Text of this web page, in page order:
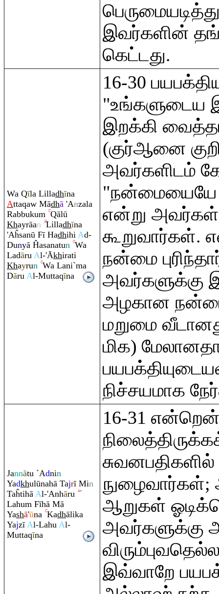
இவர்களின்
கெட்டது.
Wa Qīla Lilladhīna
Attaqaw Mādhā 'Anzala
Rabbukum Qālū
Khayrāan Lilladhīna
'Aĥsanū Fī Hadhihi Ad-
Dunyā Ĥasanatun Wa
Ladāru Al-'Ākhirati
Khayrun Wa Lani`ma
Dāru Al-Muttaqīna
16-30
இறக்கி
(குர்ஆனை
அவர்களிடம்
"நன்மையையே
என்று அவர்கள்
கூறுவார்கள்.
நன்மை
அவர்களுக்கு
அழகான
மறுமை
மிக)
நிச்சயமாக
Jannātu `Adnin
Yadkhulūnahā Tajrī Min
Taĥtihā Al-'Anhāru
Lahum Fīhā Mā
Yashā'ūna Kadhālika
YajzīAl-Lahu Al-
Muttaqīna
16-31
ஆறுகள்
அவர்களுக்கு
இவ்வாறே